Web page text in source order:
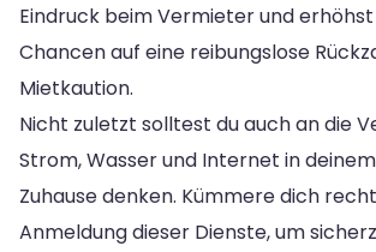
Eindruck beim Vermieter und
Chancen auf eine reibungslose
Mietkaution.
Nicht zuletzt solltest du auch an die
Strom, Wasser und Internet in
Zuhause denken. Kümmere dich
Anmeldung dieser Dienste, um